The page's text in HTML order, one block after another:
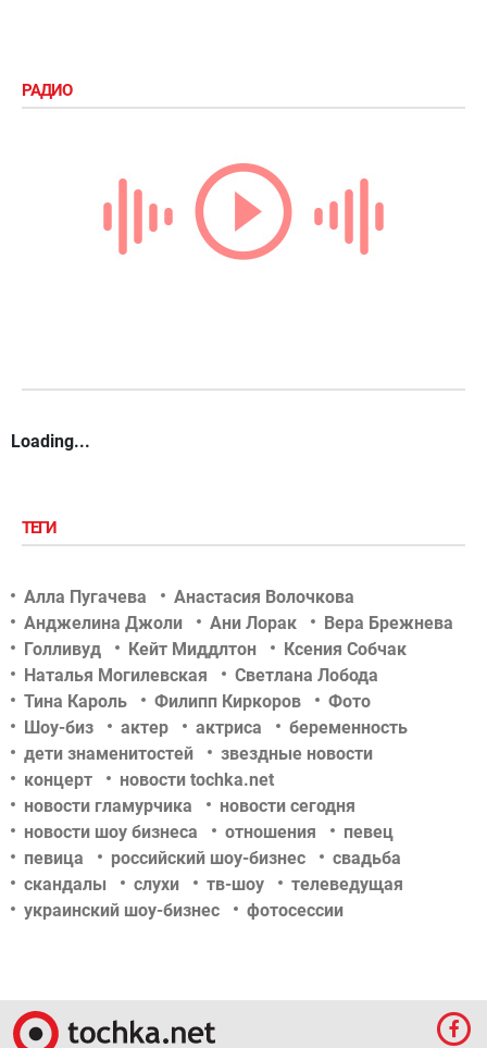
РАДИО
Loading...
ТЕГИ
Алла Пугачева
Анастасия Волочкова
Анджелина Джоли
Ани Лорак
Вера Брежнева
Голливуд
Кейт Миддлтон
Ксения Собчак
Наталья Могилевская
Светлана Лобода
Тина Кароль
Филипп Киркоров
Фото
Шоу-биз
актер актриса
беременность
дети знаменитостей
звездные новости
концерт
новости tochka.net
новости гламурчика
новости сегодня
новости шоу бизнеса
отношения
певец
певица
российский шоу-бизнес
свадьба
скандалы
слухи тв-шоу
телеведущая
украинский шоу-бизнес
фотосессии